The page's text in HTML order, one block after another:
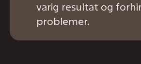
varig resultat og
problemer.